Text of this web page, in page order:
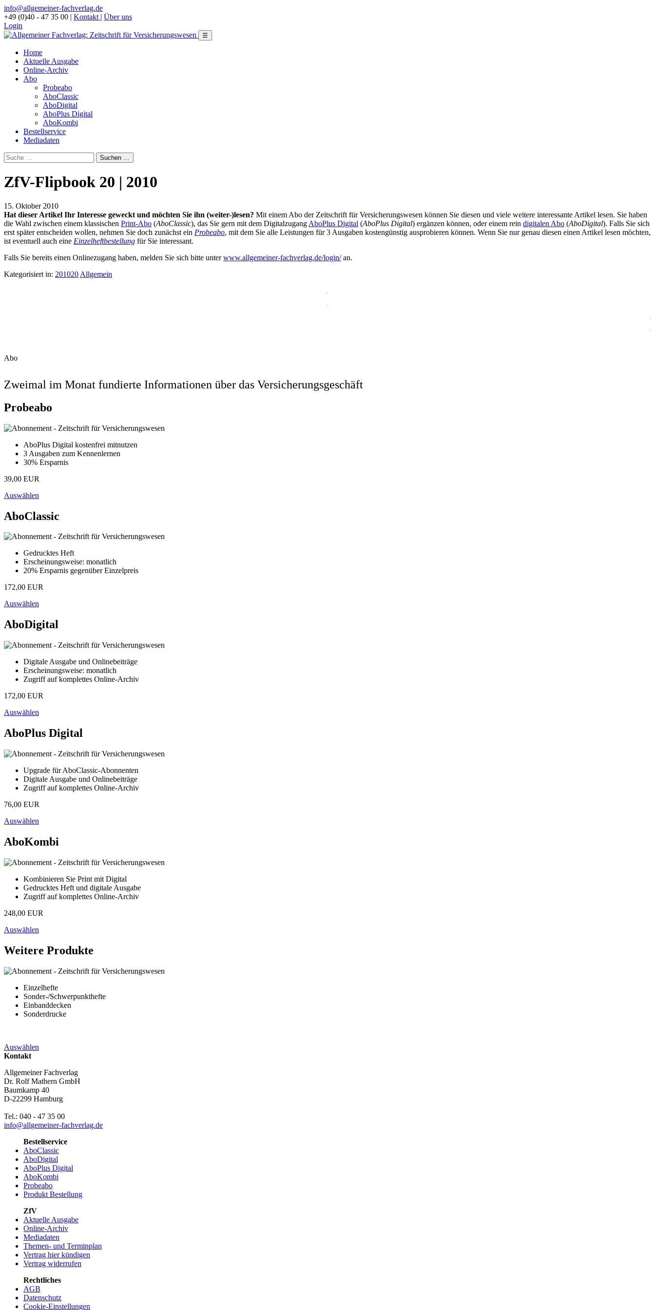
info@allgemeiner-fachverlag.de
+49 (0)40 - 47 35 00 | Kontakt | Über uns
Login
☰
Home
Aktuelle Ausgabe
Online-Archiv
Abo
Probeabo
AboClassic
AboDigital
AboPlus Digital
AboKombi
Bestellservice
Mediadaten
ZfV-Flipbook 20 | 2010
15. Oktober 2010
Hat dieser Artikel Ihr Interesse geweckt und möchten Sie ihn (weiter-)lesen? Mit einem Abo der Zeitschrift für Versicherungswesen können Sie diesen und viele weitere interessante Artikel lesen. Sie haben
die Wahl zwischen einem klassischen Print-Abo (AboClassic), das Sie gern mit dem Digitalzugang AboPlus Digital (AboPlus Digital) ergänzen können, oder einem rein digitalen Abo (AboDigital). Falls Sie sich
erst später entscheiden wollen, nehmen Sie doch zunächst ein Probeabo, mit dem Sie alle Leistungen für 3 Ausgaben kostengünstig ausprobieren können. Wenn Sie nur genau diesen einen Artikel lesen möchten,
ist eventuell auch eine Einzelheftbestellung für Sie interessant.
Falls Sie bereits einen Onlinezugang haben, melden Sie sich bitte unterwww.allgemeiner-fachverlag.de/login/an.
Kategorisiert in: 201020 Allgemein
Abo
Zweimal im Monat fundierte Informationen über das Versicherungsgeschäft
Probeabo
AboPlus Digital kostenfrei mitnutzen
3 Ausgaben zum Kennenlernen
30% Ersparnis
39,00 EUR
Auswählen
AboClassic
Gedrucktes Heft
Erscheinungsweise: monatlich
20% Ersparnis gegenüber Einzelpreis
172,00 EUR
Auswählen
AboDigital
Digitale Ausgabe und Onlinebeiträge
Erscheinungsweise: monatlich
Zugriff auf komplettes Online-Archiv
172,00 EUR
Auswählen
AboPlus Digital
Upgrade für AboClassic-Abonnenten
Digitale Ausgabe und Onlinebeiträge
Zugriff auf komplettes Online-Archiv
76,00 EUR
Auswählen
AboKombi
Kombinieren Sie Print mit Digital
Gedrucktes Heft und digitale Ausgabe
Zugriff auf komplettes Online-Archiv
248,00 EUR
Auswählen
Weitere Produkte
Einzelhefte
Sonder-/Schwerpunkthefte
Einbanddecken
Sonderdrucke
Auswählen
Kontakt
Allgemeiner Fachverlag
Dr. Rolf Mathern GmbH
Baumkamp 40
D-22299 Hamburg
Tel.: 040 - 47 35 00
info@allgemeiner-fachverlag.de
Bestellservice
AboClassic
AboDigital
AboPlus Digital
AboKombi
Probeabo
Produkt Bestellung
ZfV
Aktuelle Ausgabe
Online-Archiv
Mediadaten
Themen- und Terminplan
Vertrag hier kündigen
Vertrag widerrufen
Rechtliches
AGB
Datenschutz
Cookie-Einstellungen